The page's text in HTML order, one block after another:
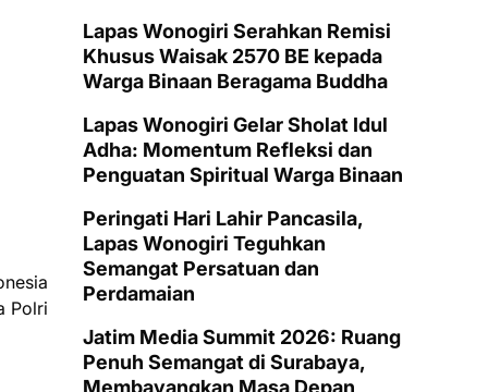
Polri
Lapas Wonogiri Serahkan Remisi
Khusus Waisak 2570 BE kepada
Warga Binaan Beragama Buddha
Lapas Wonogiri Gelar Sholat Idul
Adha: Momentum Refleksi dan
Penguatan Spiritual Warga Binaan
Peringati Hari Lahir Pancasila,
Lapas Wonogiri Teguhkan
Semangat Persatuan dan
Perdamaian
Jatim Media Summit 2026: Ruang
Penuh Semangat di Surabaya,
Membayangkan Masa Depan